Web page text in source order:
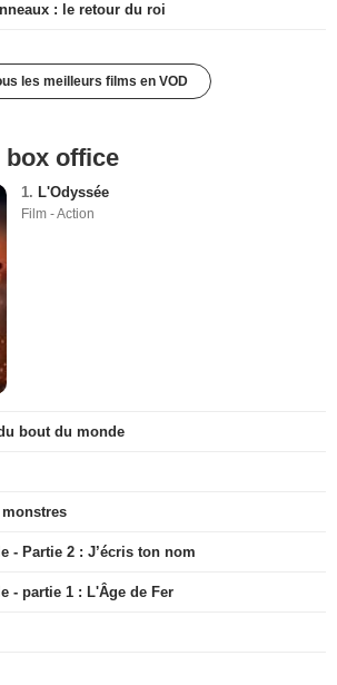
: le retour du roi
les meilleurs films en VOD
box office
1. L'Odyssée
Film - Action
bout du monde
- Partie 2 : J’écris ton nom
- partie 1 : L'Âge de Fer